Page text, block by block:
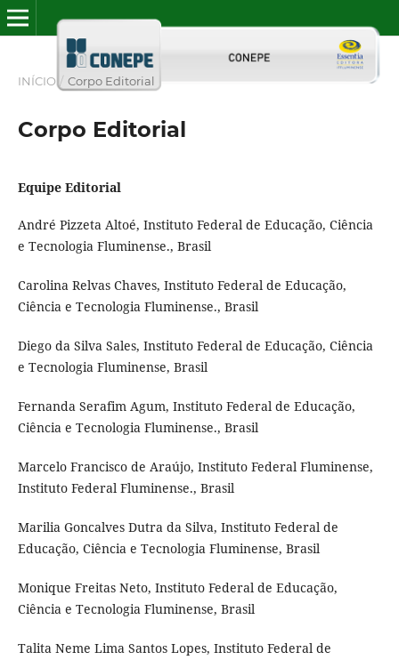
INÍCIO / Corpo Editorial
Corpo Editorial
Equipe Editorial
André Pizzeta Altoé, Instituto Federal de Educação, Ciência
e Tecnologia Fluminense., Brasil
Carolina Relvas Chaves, Instituto Federal de Educação,
Ciência e Tecnologia Fluminense., Brasil
Diego da Silva Sales, Instituto Federal de Educação, Ciência
e Tecnologia Fluminense, Brasil
Fernanda Serafim Agum, Instituto Federal de Educação,
Ciência e Tecnologia Fluminense., Brasil
Marcelo Francisco de Araújo, Instituto Federal Fluminense,
Instituto Federal Fluminense., Brasil
Marilia Goncalves Dutra da Silva, Instituto Federal de
Educação, Ciência e Tecnologia Fluminense, Brasil
Monique Freitas Neto, Instituto Federal de Educação,
Ciência e Tecnologia Fluminense, Brasil
Talita Neme Lima Santos Lopes, Instituto Federal de